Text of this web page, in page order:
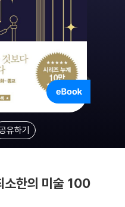
유하기
소한의 미술 100